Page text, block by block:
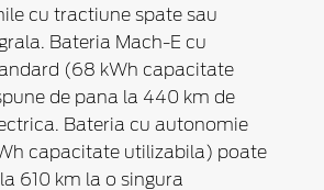
cu tractiune spate sau
Bateria Mach-E cu
(68 kWh capacitate
de pana la 440 km de
Bateria cu autonomie
capacitate utilizabila) poate
610 km la o singura